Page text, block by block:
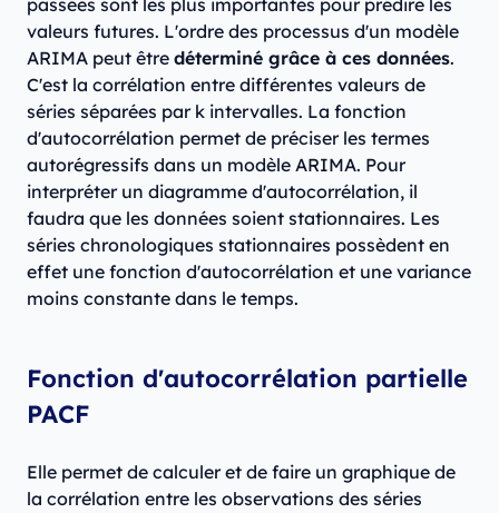
passées sont les plus importantes pour prédire les
valeurs futures. L'ordre des processus d'un modèle
ARIMA peut être déterminé grâce à ces données.
C'est la corrélation entre différentes valeurs de
séries séparées par k intervalles. La fonction
d'autocorrélation permet de préciser les termes
autorégressifs dans un modèle ARIMA. Pour
interpréter un diagramme d'autocorrélation, il
faudra que les données soient stationnaires. Les
séries chronologiques stationnaires possèdent en
effet une fonction d'autocorrélation et une variance
moins constante dans le temps.
Fonction d'autocorrélation partielle
PACF
Elle permet de calculer et de faire un graphique de
la corrélation entre les observations des séries